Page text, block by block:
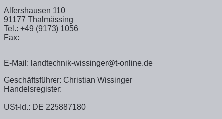
Alfershausen 110
91177 Thalmässing
Tel.: +49 (9173) 1056
Fax:
E-Mail: landtechnik-wissinger@t-online.de
Geschäftsführer: Christian Wissinger
Handelsregister:
USt-Id.: DE 225887180